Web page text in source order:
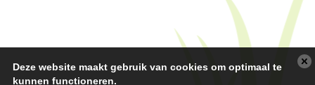
Deze website maakt gebruik van cookies om optimaal te
kunnen functioneren.